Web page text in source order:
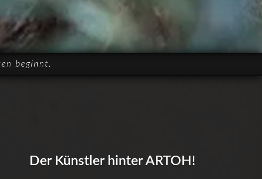
beginnt.
Der Künstler hinter ARTOH!